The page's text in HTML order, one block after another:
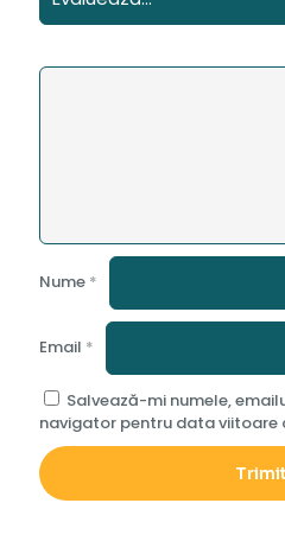
Nume *
Email *
Salvează-mi numele,
navigator pentru data viitoare